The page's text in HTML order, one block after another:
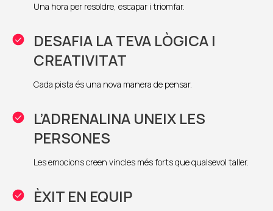
Una hora per resoldre, escapar i triomfar.
DESAFIA LA TEVA LÒGICA I
CREATIVITAT
Cada pista és una nova manera de pensar.
L’ADRENALINA UNEIX LES
PERSONES
Les emocions creen vincles més forts que qualsevol taller.
ÈXIT EN EQUIP